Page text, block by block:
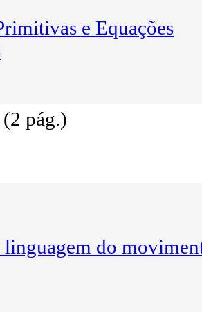
e Equações
pág.)
linguagem do